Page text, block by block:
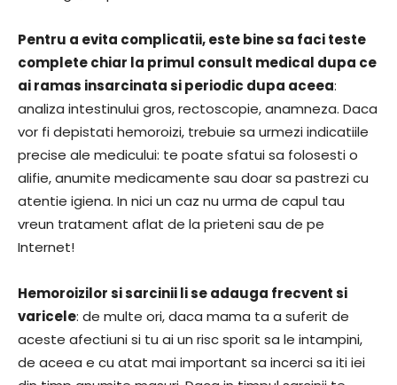
Pentru a evita complicatii, este bine sa faci teste
complete chiar la primul consult medical dupa ce
ai ramas insarcinata si periodic dupa aceea:
analiza intestinului gros, rectoscopie, anamneza. Daca
vor fi depistati hemoroizi, trebuie sa urmezi indicatiile
precise ale medicului: te poate sfatui sa folosesti o
alifie, anumite medicamente sau doar sa pastrezi cu
atentie igiena. In nici un caz nu urma de capul tau
vreun tratament aflat de la prieteni sau de pe
Internet!
Hemoroizilor si sarcinii li se adauga frecvent si
varicele: de multe ori, daca mama ta a suferit de
aceste afectiuni si tu ai un risc sporit sa le intampini,
de aceea e cu atat mai important sa incerci sa iti iei